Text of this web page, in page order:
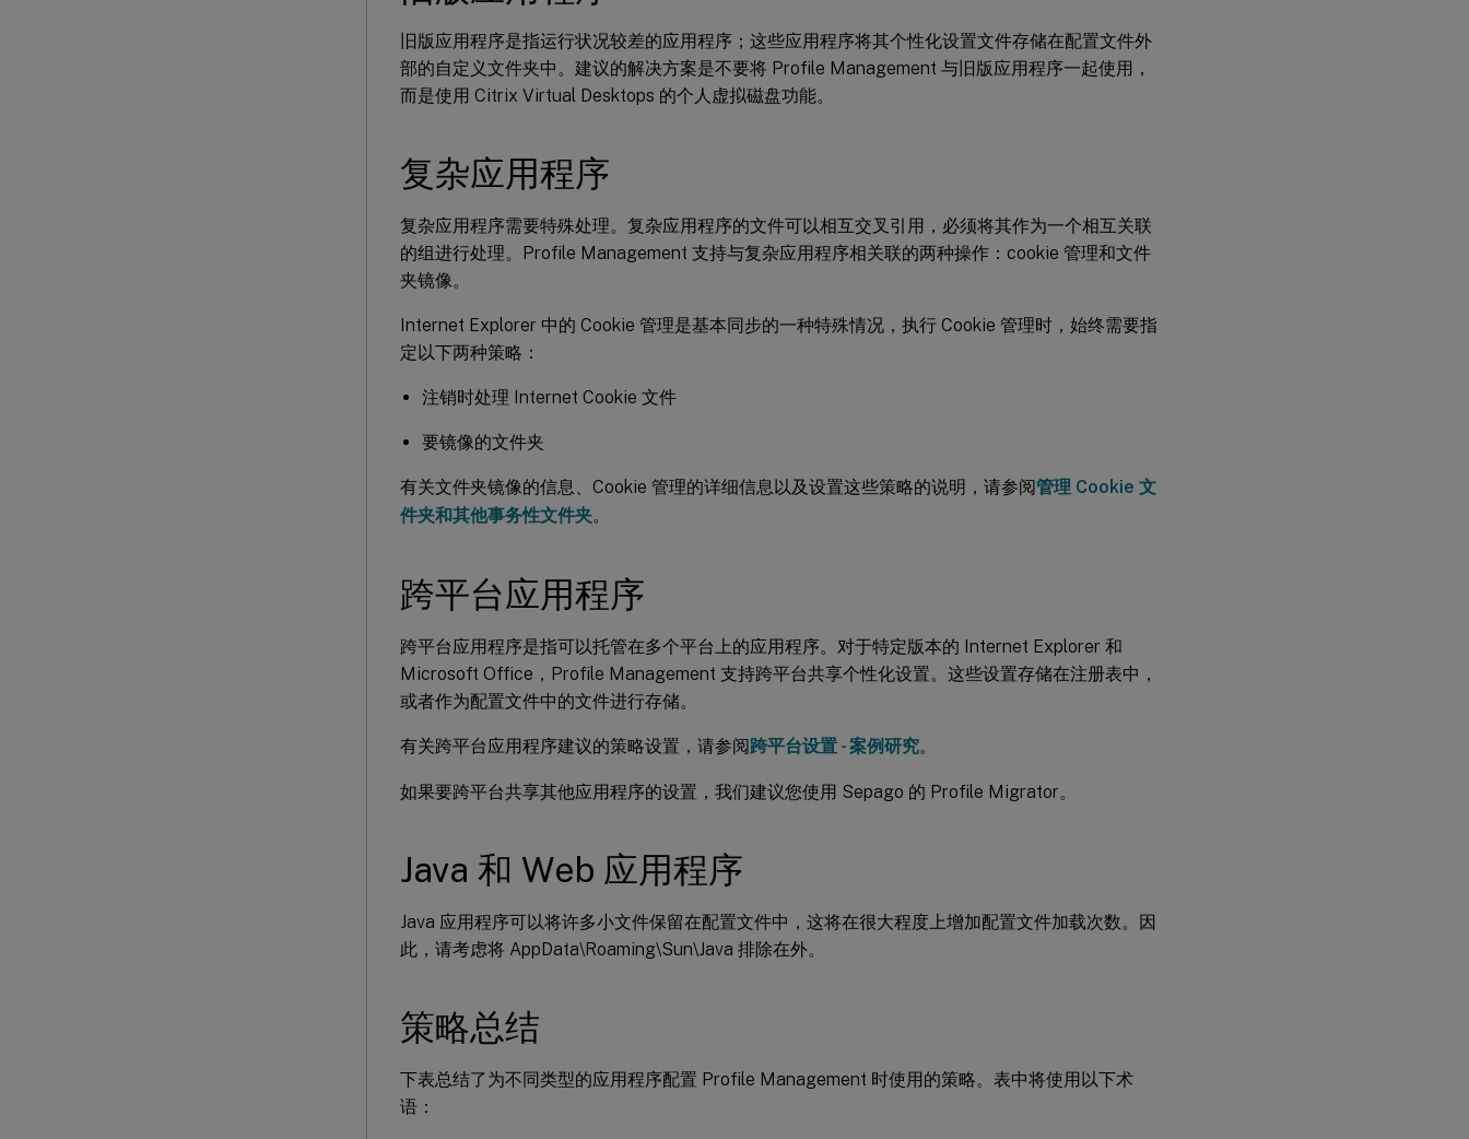
旧版应用程序是指运行状况较差的应用程序；这些应用程序将其个性化设置文件存储在配置文件外
部的自定义文件夹中。建议的解决方案是不要将 Profile Management 与旧版应用程序一起使用，
而是使用 Citrix Virtual Desktops 的个人虚拟磁盘功能。
复杂应用程序
复杂应用程序需要特殊处理。复杂应用程序的文件可以相互交叉引用，必须将其作为一个相互关联
的组进行处理。Profile Management 支持与复杂应用程序相关联的两种操作：cookie 管理和文件
夹镜像。
Internet Explorer 中的 Cookie 管理是基本同步的一种特殊情况，执行 Cookie 管理时，始终需要指
定以下两种策略：
注销时处理 Internet Cookie 文件
要镜像的文件夹
有关文件夹镜像的信息、Cookie 管理的详细信息以及设置这些策略的说明，请参阅管理 Cookie 文
件夹和其他事务性文件夹。
跨平台应用程序
跨平台应用程序是指可以托管在多个平台上的应用程序。对于特定版本的 Internet Explorer 和
Microsoft Office，Profile Management 支持跨平台共享个性化设置。这些设置存储在注册表中，
或者作为配置文件中的文件进行存储。
有关跨平台应用程序建议的策略设置，请参阅跨平台设置 - 案例研究。
如果要跨平台共享其他应用程序的设置，我们建议您使用 Sepago 的 Profile Migrator。
Java 和 Web 应用程序
Java 应用程序可以将许多小文件保留在配置文件中，这将在很大程度上增加配置文件加载次数。因
此，请考虑将 AppData\Roaming\Sun\Java 排除在外。
策略总结
下表总结了为不同类型的应用程序配置 Profile Management 时使用的策略。表中将使用以下术
语：